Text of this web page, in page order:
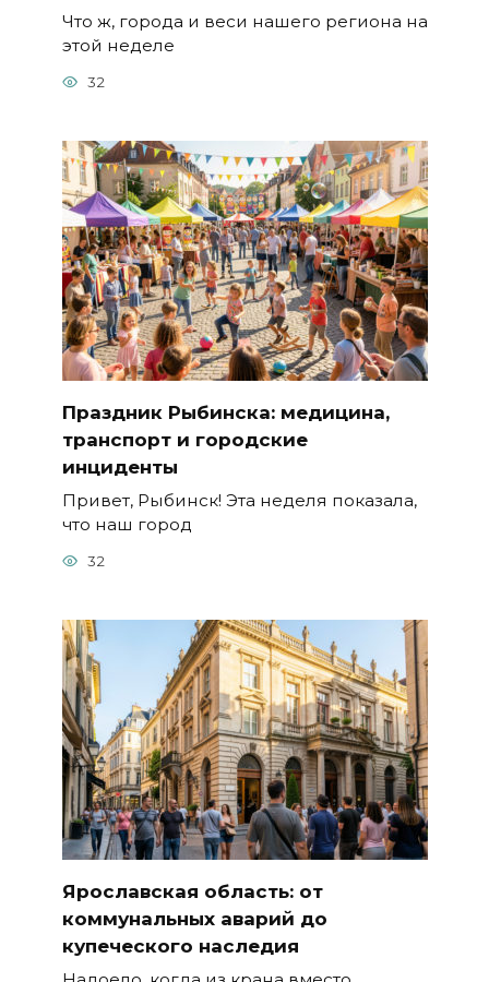
Что ж, города и веси нашего региона на
этой неделе
32
Праздник Рыбинска: медицина,
транспорт и городские
инциденты
Привет, Рыбинск! Эта неделя показала,
что наш город
32
Ярославская область: от
коммунальных аварий до
купеческого наследия